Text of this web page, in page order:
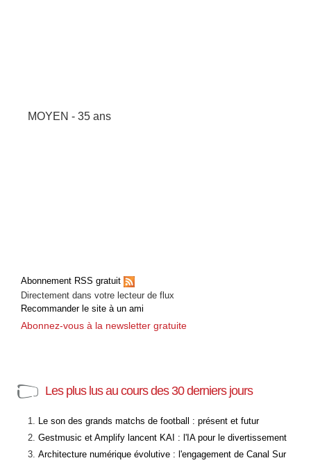
MOYEN - 35 ans
Abonnement RSS gratuit
Directement dans votre lecteur de flux
Recommander le site à un ami
Abonnez-vous à la newsletter gratuite
Les plus lus au cours des 30 derniers jours
Le son des grands matchs de football : présent et futur
Gestmusic et Amplify lancent KAI : l'IA pour le divertissement
Architecture numérique évolutive : l'engagement de Canal Sur